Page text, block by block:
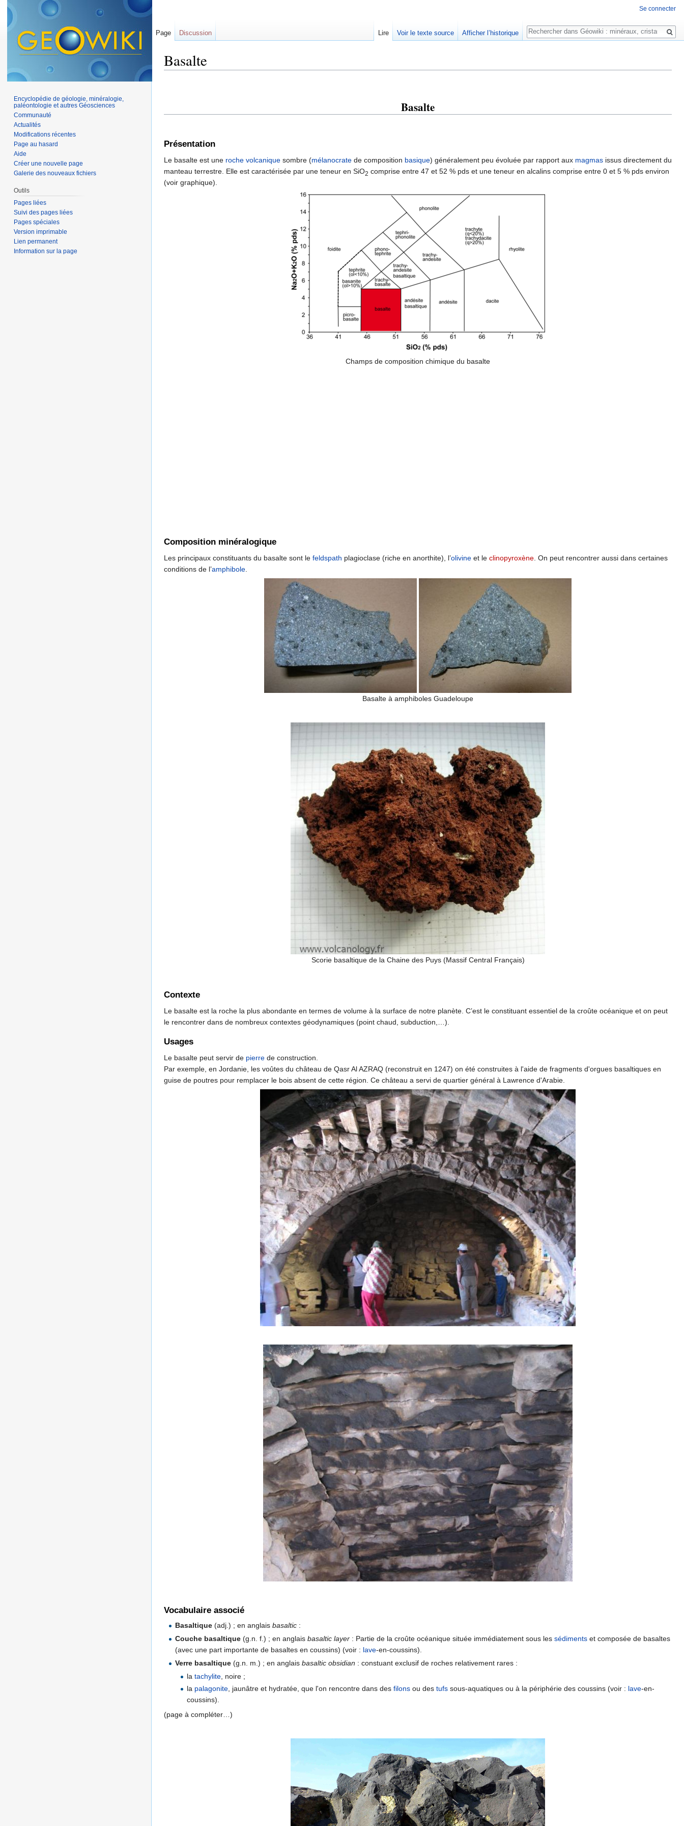
Basalte
Basalte
Présentation
Le basalte est une roche volcanique sombre (mélanocrate de composition basique) généralement peu évoluée par rapport aux magmas issus directement du
manteau terrestre. Elle est caractérisée par une teneur en SiO2 comprise entre 47 et 52 % pds et une teneur en alcalins comprise entre 0 et 5 % pds environ
(voir graphique).
Champs de composition chimique du basalte
Composition minéralogique
Les principaux constituants du basalte sont le feldspath plagioclase (riche en anorthite), l’olivine et le clinopyroxène. On peut rencontrer aussi dans certaines
conditions de l’amphibole.
Basalte à amphiboles Guadeloupe
Scorie basaltique de la Chaine des Puys (Massif Central Français)
Contexte
Le basalte est la roche la plus abondante en termes de volume à la surface de notre planète. C’est le constituant essentiel de la croûte océanique et on peut
le rencontrer dans de nombreux contextes géodynamiques (point chaud, subduction,…).
Usages
Le basalte peut servir de pierre de construction.
Par exemple, en Jordanie, les voûtes du château de Qasr Al AZRAQ (reconstruit en 1247) on été construites à l'aide de fragments d'orgues basaltiques en
guise de poutres pour remplacer le bois absent de cette région. Ce château a servi de quartier général à Lawrence d'Arabie.
Vocabulaire associé
Basaltique (adj.) ; en anglaisbasaltic :
Couche basaltique (g.n. f.) ; en anglaisbasaltic layer : Partie de la croûte océanique située immédiatement sous lessédiments et composée de basaltes
(avec une part importante de basaltes en coussins) (voir : lave-en-coussins).
Verre basaltique (g.n. m.) ; en anglaisbasaltic obsidian : constuant exclusif de roches relativement rares :
la tachylite, noire ;
la palagonite, jaunâtre et hydratée, que l'on rencontre dans des filonsou des tufssous-aquatiques ou à la périphérie des coussins (voir : lave-en-
coussins).
(page à compléter…)
Se connecter
Page Discussion Lire Voir le texte source Afficher l’historique
Rechercher
Encyclopédie de géologie, minéralogie,
paléontologie et autres Géosciences
Communauté
Actualités
Modifications récentes
Page au hasard
Aide
Créer une nouvelle page
Galerie des nouveaux fichiers
Outils
Pages liées
Suivi des pages liées
Pages spéciales
Version imprimable
Lien permanent
Information sur la page